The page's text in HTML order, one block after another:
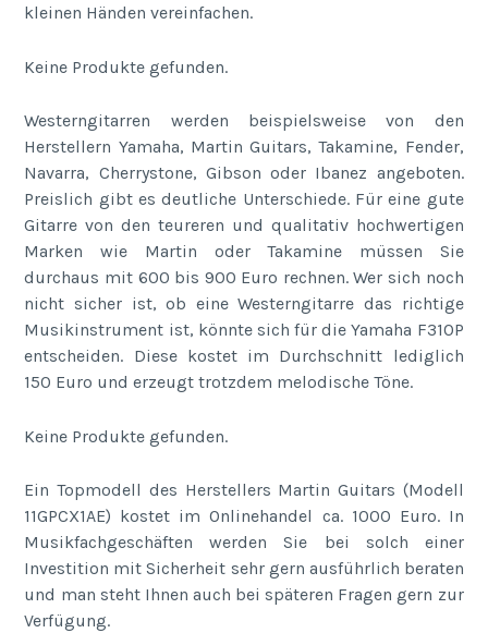
kleinen Händen vereinfachen.
Keine Produkte gefunden.
Westerngitarren werden beispielsweise von den
Herstellern Yamaha, Martin Guitars, Takamine, Fender,
Navarra, Cherrystone, Gibson oder Ibanez angeboten.
Preislich gibt es deutliche Unterschiede. Für eine gute
Gitarre von den teureren und qualitativ hochwertigen
Marken wie Martin oder Takamine müssen Sie
durchaus mit 600 bis 900 Euro rechnen. Wer sich noch
nicht sicher ist, ob eine Westerngitarre das richtige
Musikinstrument ist, könnte sich für die Yamaha F310P
entscheiden. Diese kostet im Durchschnitt lediglich
150 Euro und erzeugt trotzdem melodische Töne.
Keine Produkte gefunden.
Ein Topmodell des Herstellers Martin Guitars (Modell
11GPCX1AE) kostet im Onlinehandel ca. 1000 Euro. In
Musikfachgeschäften werden Sie bei solch einer
Investition mit Sicherheit sehr gern ausführlich beraten
und man steht Ihnen auch bei späteren Fragen gern zur
Verfügung.